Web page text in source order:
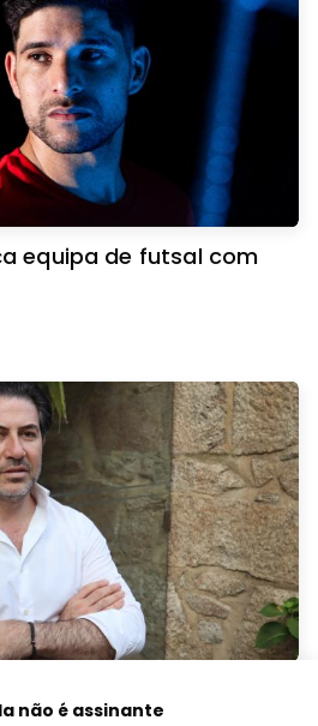
equipa de futsal com
Proteção Civil
não é assinante